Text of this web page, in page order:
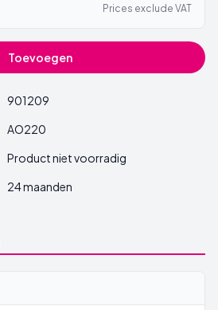
Prices exclude VAT
Toevoegen
901209
AO220
Product niet voorradig
24 maanden